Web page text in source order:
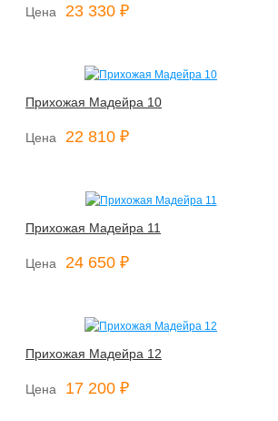
Цена 23 330 ₽
Прихожая Мадейра 10
Цена 22 810 ₽
Прихожая Мадейра 11
Цена 24 650 ₽
Прихожая Мадейра 12
Цена 17 200 ₽